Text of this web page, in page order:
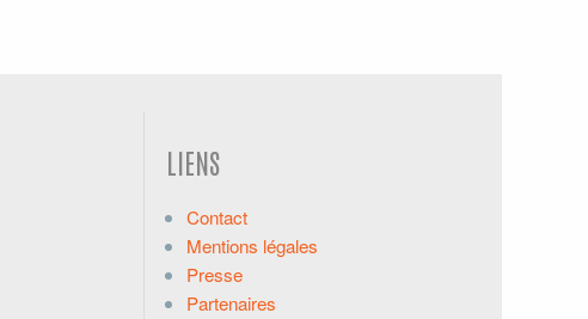
LIENS
Contact
Mentions légales
Presse
Partenaires